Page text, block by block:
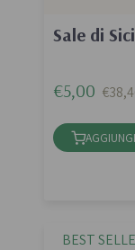
Sale di
€5,00
BEST